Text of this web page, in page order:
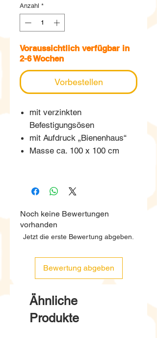
Anzahl *
Voraussichtlich verfügbar in
2-6 Wochen
Vorbestellen
mit verzinkten
Befestigungsösen
mit Aufdruck „Bienenhaus“
Masse ca. 100 x 100 cm
Noch keine Bewertungen
vorhanden
Jetzt die erste Bewertung abgeben.
Bewertung abgeben
Ähnliche
Produkte